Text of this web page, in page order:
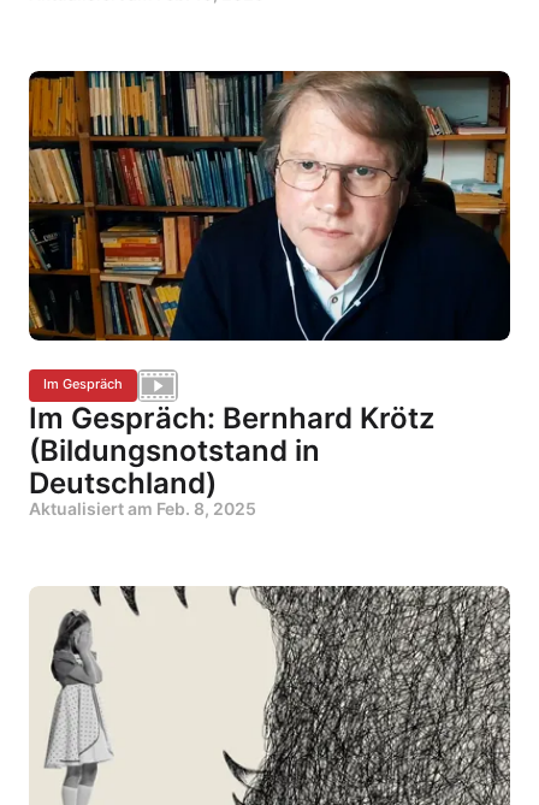
Im Gespräch
Im Gespräch: Bernhard Krötz
(Bildungsnotstand in
Deutschland)
Aktualisiert am Feb. 8, 2025